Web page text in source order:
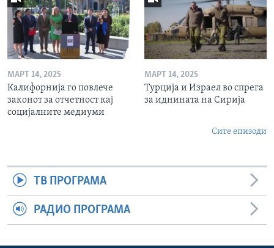
МАРТ 14, 2025
Калифорнија го повлече
законот за отчетност кај
социјалните медиуми
МАРТ 14, 2025
Турција и Израел во спрега
за иднината на Сирија
Сите епизоди
ТВ ПРОГРАМА
РАДИО ПРОГРАМА